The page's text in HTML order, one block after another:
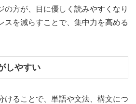
の方が、目に優しく読みやすくなり
スを減らすことで、集中力を高める
しやすい
けることで、単語や文法、構文につ